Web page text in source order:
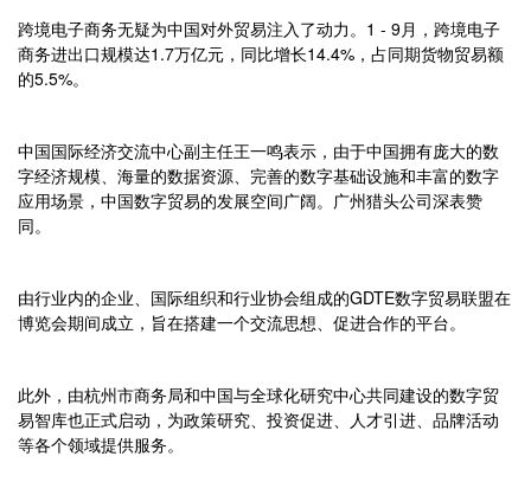
跨境电子商务无疑为中国对外贸易注入了动力。1 - 9月，跨境电子
商务进出口规模达1.7万亿元，同比增长14.4%，占同期货物贸易额
的5.5%。
中国国际经济交流中心副主任王一鸣表示，由于中国拥有庞大的数
字经济规模、海量的数据资源、完善的数字基础设施和丰富的数字
应用场景，中国数字贸易的发展空间广阔。广州猎头公司深表赞
同。
由行业内的企业、国际组织和行业协会组成的GDTE数字贸易联盟在
博览会期间成立，旨在搭建一个交流思想、促进合作的平台。
此外，由杭州市商务局和中国与全球化研究中心共同建设的数字贸
易智库也正式启动，为政策研究、投资促进、人才引进、品牌活动
等各个领域提供服务。